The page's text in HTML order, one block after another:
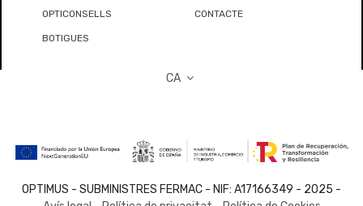
OPTICONSELLS CONTACTE
BOTIGUES
CA
OPTIMUS - SUBMINISTRES FERMAC - NIF: A17166349 - 2025 -